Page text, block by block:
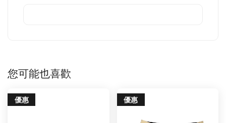
您可能也喜歡
優惠 優惠